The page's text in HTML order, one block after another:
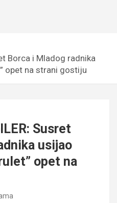
Borca i Mladog radnika
opet na strani gostiju
Susret
usijao
opet na